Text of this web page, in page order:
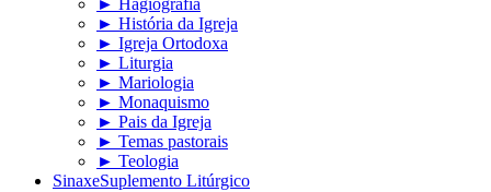
► Hagiografia
► História da Igreja
► Igreja Ortodoxa
► Liturgia
► Mariologia
► Monaquismo
► Pais da Igreja
► Temas pastorais
► Teologia
SinaxeSuplemento Litúrgico